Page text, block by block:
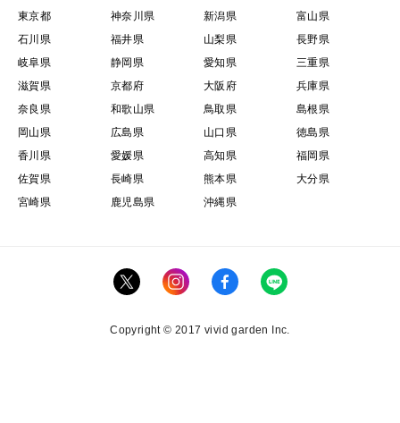
東京都
神奈川県 新潟県
富山県
石川県
福井県 山梨県
長野県
岐阜県
静岡県 愛知県
三重県
滋賀県
京都府 大阪府
兵庫県
奈良県
和歌山県 鳥取県
島根県
岡山県
広島県 山口県
徳島県
香川県
愛媛県 高知県
福岡県
佐賀県
長崎県 熊本県
大分県
宮崎県
鹿児島県 沖縄県
Copyright © 2017 vivid garden Inc.